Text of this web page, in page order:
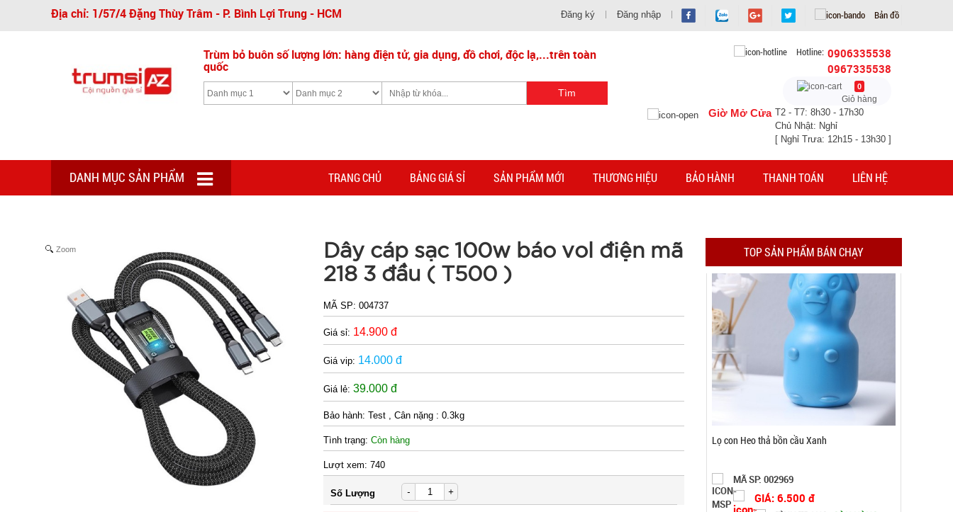
Địa chỉ: 1/57/4 Đặng Thùy Trâm - P. Bình Lợi Trung - HCM Bản đồ
Đăng ký Đăng nhập
Trùm bỏ buôn số lượng lớn: hàng điện tử, gia dụng, đồ chơi, độc lạ,...trên toàn
quốc
Hotline: 0906335538
0967335538
0
Giỏ hàng
Giờ Mở Cửa T2 - T7: 8h30 - 17h30
Chủ Nhật: Nghỉ
[ Nghỉ Trưa: 12h15 - 13h30 ]
DANH MỤC SẢN PHẨM TRANG CHỦ BẢNG GIÁ SỈ SẢN PHẨM MỚI THƯƠNG HIỆU BẢO HÀNH THANH TOÁN LIÊN HỆ
Zoom
Dây cáp sạc 100w báo vol điện mã
218 3 đầu ( T500 )
MÃ SP:004737
Giá sỉ: 14.900 đ
Giá vip: 14.000 đ
Giá lẻ:39.000 đ
Bảo hành:Test , Cân nặng : 0.3kg
Tình trạng:Còn hàng
Lượt xem:740
Số Lượng - +
TOP SẢN PHẨM BÁN CHẠY
MÃ SP: 002969
GIÁ: 6.500 đ
TÌNH TRẠNG:CÒN HÀNG
Bảo hành: Test
GIÁ: 62.000 đ
TÌNH TRẠNG: